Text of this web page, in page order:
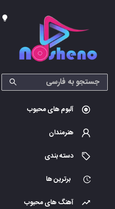
آلبوم های محبوب
هنرمندان
دسته بندی
برترین ها
آهنگ های محبوب